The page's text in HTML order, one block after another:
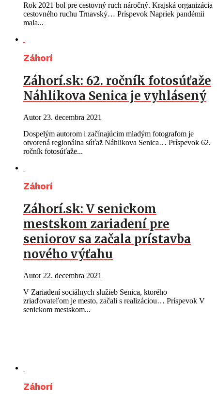
Rok 2021 bol pre cestovný ruch náročný. Krajská organizácia
cestovného ruchu Trnavský… Príspevok Napriek pandémii
mala...
Záhorí
Záhorí.sk: 62. ročník fotosúťaže
Náhlikova Senica je vyhlásený
Autor 23. decembra 2021
Dospelým autorom i začínajúcim mladým fotografom je
otvorená regionálna súťaž Náhlikova Senica… Príspevok 62.
ročník fotosúťaže...
Záhorí
Záhorí.sk: V senickom
mestskom zariadení pre
seniorov sa začala prístavba
nového výťahu
Autor 22. decembra 2021
V Zariadení sociálnych služieb Senica, ktorého
zriaďovateľom je mesto, začali s realizáciou… Príspevok V
senickom mestskom...
Záhorí